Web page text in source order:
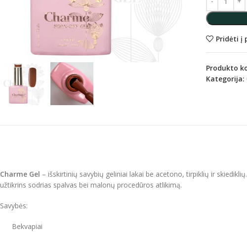
Pridėti į
Produkto
Kategorija:
Charme Gel – išskirtinių savybių geliniai lakai be acetono, tirpiklių ir
užtikrins sodrias spalvas bei malonų procedūros atlikimą.
Savybės:
Bekvapiai